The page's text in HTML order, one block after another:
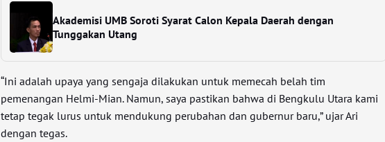
Akademisi UMB Soroti Syarat Calon Kepala Daerah dengan
Tunggakan Utang
“Ini adalah upaya yang sengaja dilakukan untuk memecah belah tim
pemenangan Helmi-Mian. Namun, saya pastikan bahwa di Bengkulu Utara kami
tetap tegak lurus untuk mendukung perubahan dan gubernur baru,” ujar Ari
dengan tegas.